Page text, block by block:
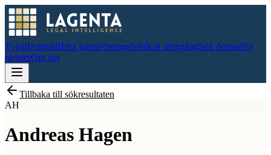
TvistBrottmålHitta juristFöretagstvistKör rättegångSök domarFör
juristerOm oss
Tillbaka till sökresultaten
AH
Andreas Hagen